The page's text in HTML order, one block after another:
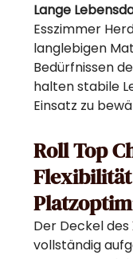
Lange
Esszimmer
langlebigen
Bedürfnissen
halten stabile
Einsatz zu
Roll Top
Der Deckel des
vollständig